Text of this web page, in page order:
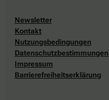
Newsletter
Kontakt
Nutzungsbedingungen
Datenschutzbestimmungen
Impressum
Barrierefreiheitserklärung